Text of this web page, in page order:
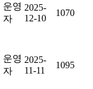
운영
자
2025-
12-10
1070
운영
자
2025-
11-11
1095